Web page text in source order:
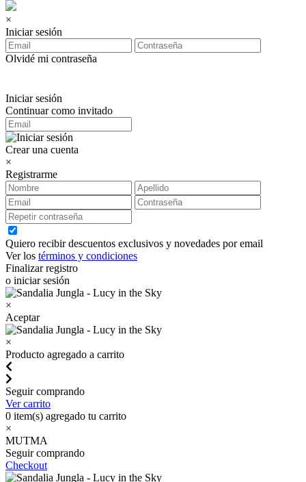
×
Iniciar sesión
Olvidé mi contraseña
Iniciar sesión
Continuar como invitado
Crear una cuenta
×
Registrarme
Quiero recibir descuentos exclusivos y novedades por email
Ver los términos y condiciones
Finalizar registro
o iniciar sesión
×
Aceptar
×
Producto agregado a carrito
Seguir comprando
Ver carrito
0 item(s) agregado tu carrito
×
MUTMA
Seguir comprando
Checkout